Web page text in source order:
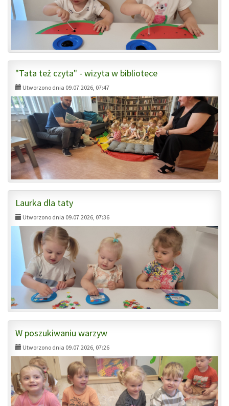
"Tata też czyta" - wizyta w bibliotece
Utworzono dnia 09.07.2026, 07:47
Laurka dla taty
Utworzono dnia 09.07.2026, 07:36
W poszukiwaniu warzyw
Utworzono dnia 09.07.2026, 07:26